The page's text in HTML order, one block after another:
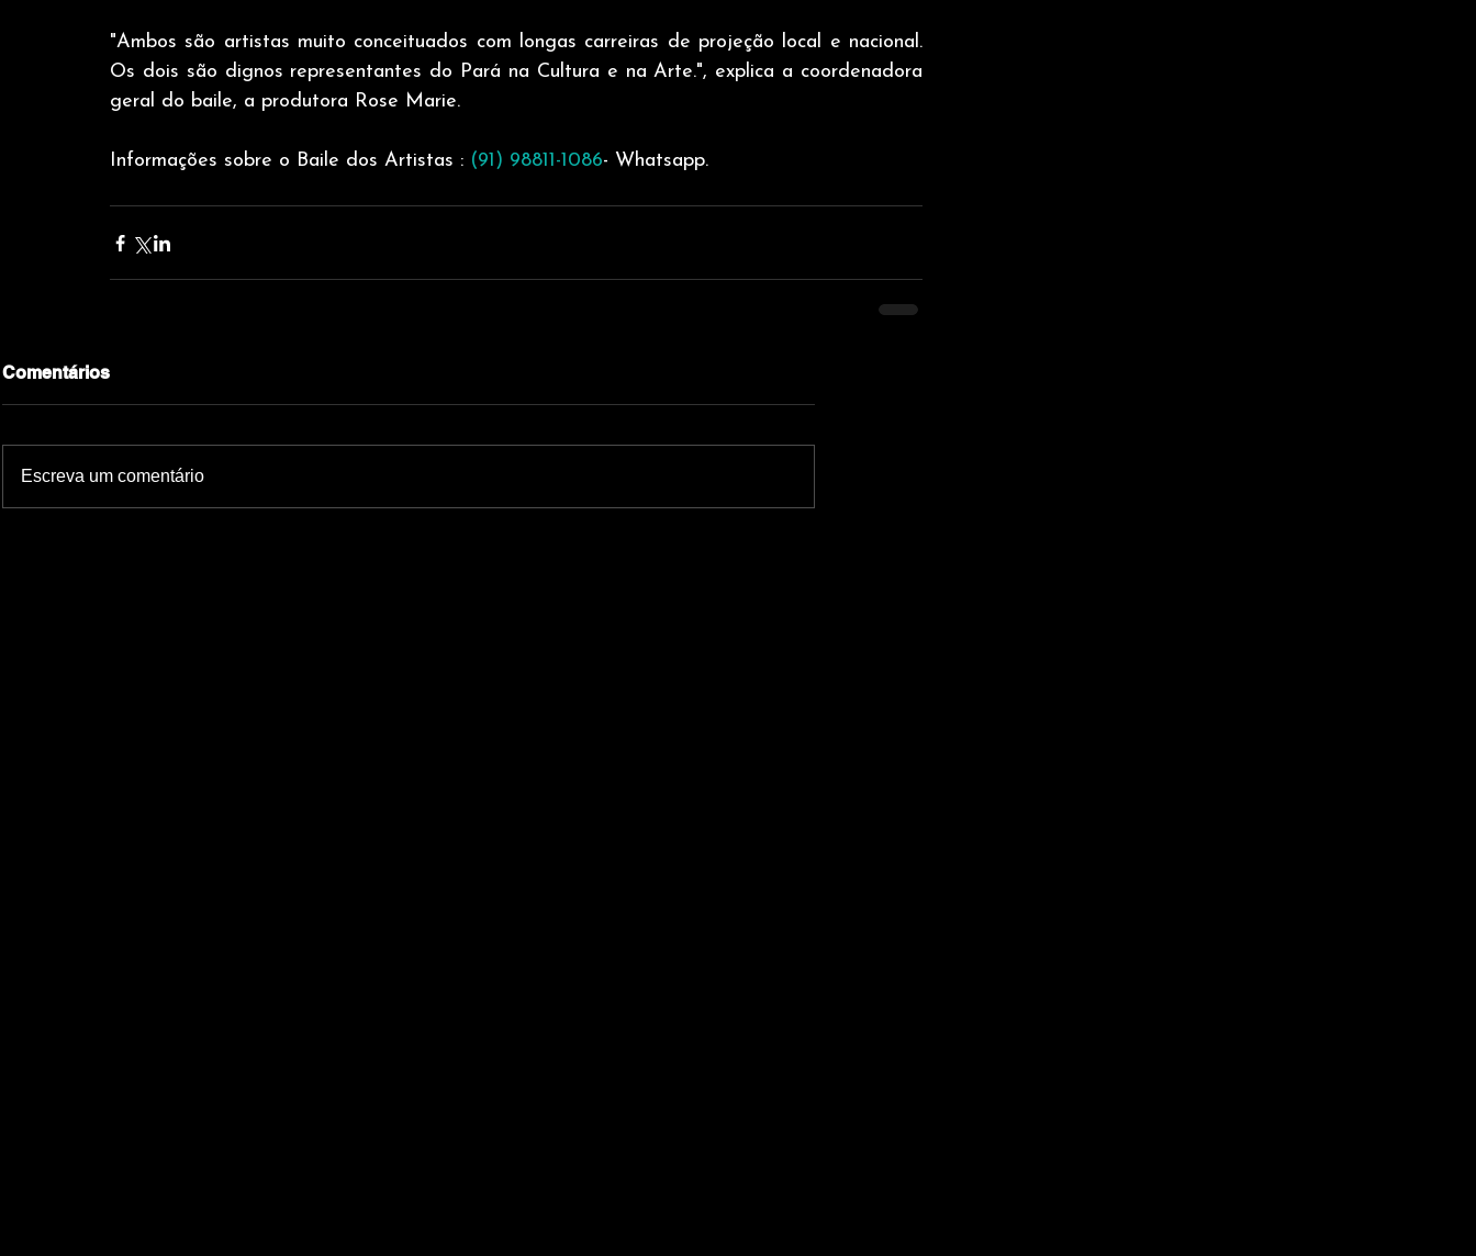
"Ambos são artistas muito conceituados com longas carreiras de projeção local e nacional.
Os dois são dignos representantes do Pará na Cultura e na Arte.", explica a coordenadora
geral do baile, a produtora Rose Marie.
Informações sobre o Baile dos Artistas : (91) 98811-1086- Whatsapp.
Comentários
Escreva um comentário